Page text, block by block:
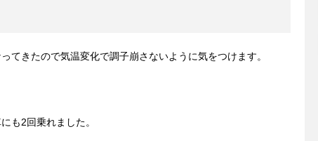
てきたので気温変化で調子崩さないように気をつけます。
も2回乗れました。